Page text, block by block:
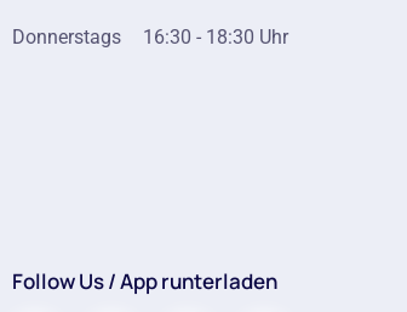
Donnerstags 16:30 - 18:30 Uhr
Follow Us / App runterladen